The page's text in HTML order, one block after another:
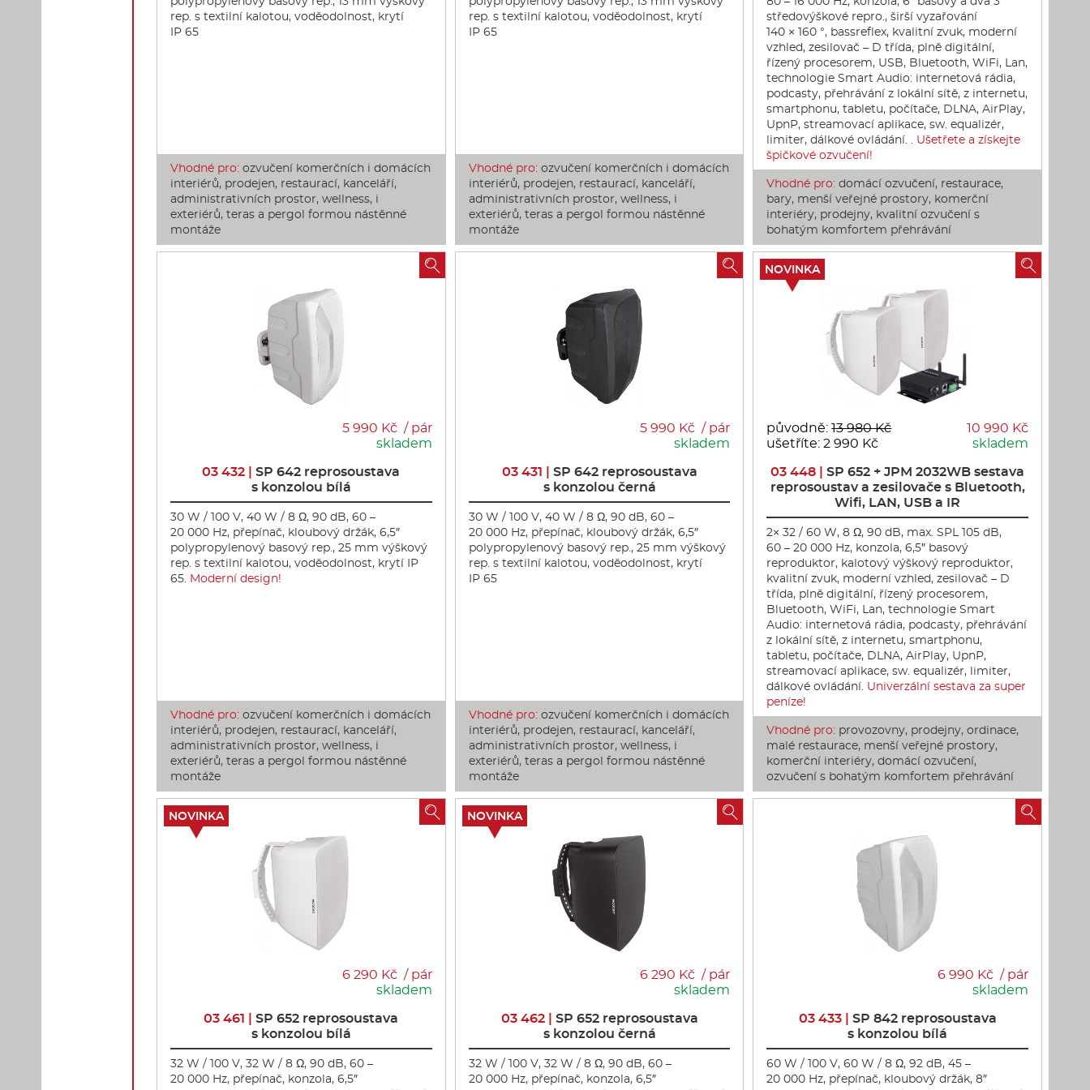
rep. s textilní kalotou, voděodolnost, krytí
IP 65
Vhodné pro: ozvučení komerčních i domácích
interiérů, prodejen, restaurací, kanceláří,
administrativních prostor, wellness, i
exteriérů, teras a pergol formou nástěnné
montáže
rep. s textilní kalotou, voděodolnost, krytí
IP 65
Vhodné pro: ozvučení komerčních i domácích
interiérů, prodejen, restaurací, kanceláří,
administrativních prostor, wellness, i
exteriérů, teras a pergol formou nástěnné
montáže
středovýškové repro., širší vyzařování
140 × 160 °, bassreflex, kvalitní zvuk, moderní
vzhled, zesilovač – D třída, plně digitální,
řízený procesorem, USB, Bluetooth, WiFi, Lan,
technologie Smart Audio: internetová rádia,
podcasty, přehrávání z lokální sítě, z internetu,
smartphonu, tabletu, počítače, DLNA, AirPlay,
UpnP, streamovací aplikace, sw. equalizér,
limiter, dálkové ovládání. . Ušetřete a získejte
špičkové ozvučení!
Vhodné pro: domácí ozvučení, restaurace,
bary, menší veřejné prostory, komerční
interiéry, prodejny, kvalitní ozvučení s
bohatým komfortem přehrávání
5 990 Kč / pár
skladem
03 432 |SP 642 reprosoustava
s konzolou bílá
30 W / 100 V, 40 W / 8 Ω, 90 dB, 60 –
20 000 Hz, přepínač, kloubový držák, 6,5″
polypropylenový basový rep., 25 mm výškový
rep. s textilní kalotou, voděodolnost, krytí IP
65. Moderní design!
Vhodné pro: ozvučení komerčních i domácích
interiérů, prodejen, restaurací, kanceláří,
administrativních prostor, wellness, i
exteriérů, teras a pergol formou nástěnné
montáže

5 990 Kč / pár
skladem
03 431 | SP 642 reprosoustava
s konzolou černá
30 W / 100 V, 40 W / 8 Ω, 90 dB, 60 –
20 000 Hz, přepínač, kloubový držák, 6,5″
polypropylenový basový rep., 25 mm výškový
rep. s textilní kalotou, voděodolnost, krytí
IP 65
Vhodné pro: ozvučení komerčních i domácích
interiérů, prodejen, restaurací, kanceláří,
administrativních prostor, wellness, i
exteriérů, teras a pergol formou nástěnné
montáže

původně:13 980 Kč
ušetříte: 2 990 Kč
10 990 Kč
skladem
03 448 |SP 652 + JPM 2032WB sestava
reprosoustav a zesilovače s Bluetooth,
Wifi, LAN, USB a IR
2× 32 / 60 W, 8 Ω, 90 dB, max. SPL 105 dB,
60 – 20 000 Hz, konzola, 6,5″ basový
reproduktor, kalotový výškový reproduktor,
kvalitní zvuk, moderní vzhled, zesilovač – D
třída, plně digitální, řízený procesorem,
Bluetooth, WiFi, Lan, technologie Smart
Audio: internetová rádia, podcasty, přehrávání
z lokální sítě, z internetu, smartphonu,
tabletu, počítače, DLNA, AirPlay, UpnP,
streamovací aplikace, sw. equalizér, limiter,
dálkové ovládání. Univerzální sestava za super
peníze!
Vhodné pro: provozovny, prodejny, ordinace,
malé restaurace, menší veřejné prostory,
komerční interiéry, domácí ozvučení,
ozvučení s bohatým komfortem přehrávání
NOVINKA 
6 290 Kč / pár
skladem
03 461 |SP 652 reprosoustava
s konzolou bílá
32 W / 100 V, 32 W / 8 Ω, 90 dB, 60 –
20 000 Hz, přepínač, konzola, 6,5″
NOVINKA 
6 290 Kč / pár
skladem
03 462 | SP 652 reprosoustava
s konzolou černá
32 W / 100 V, 32 W / 8 Ω, 90 dB, 60 –
20 000 Hz, přepínač, konzola, 6,5″
NOVINKA 
6 990 Kč / pár
skladem
03 433 | SP 842 reprosoustava
s konzolou bílá
60 W / 100 V, 60 W / 8 Ω, 92 dB, 45 –
20 000 Hz, přepínač, kloubový držák, 8″
